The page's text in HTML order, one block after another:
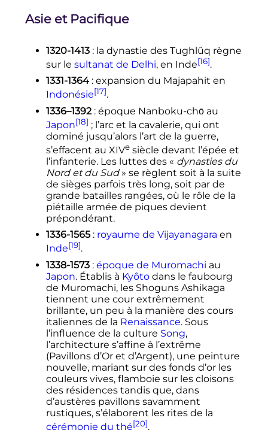
Asie et Pacifique
1320-1413 : la dynastie des Tughlûq règne
sur le sultanat de Delhi, en Inde[16].
1331-1364 : expansion du Majapahit en
Indonésie[17].
1336–1392 : époque Nanboku-chō au
Japon[18] ; l’arc et la cavalerie, qui ont
dominé jusqu’alors l’art de la guerre,
s’effacent au XIVesiècle devant l’épée et
l’infanterie. Les luttes des « dynasties du
Nord et du Sud » se règlent soit à la suite
de sièges parfois très long, soit par de
grande batailles rangées, où le rôle de la
piétaille armée de piques devient
prépondérant.
1336-1565 : royaume de Vijayanagara en
Inde[19].
1338-1573 : époque de Muromachi au
Japon. Établis à Kyôtodans le faubourg
de Muromachi, les Shoguns Ashikaga
tiennent une cour extrêmement
brillante, un peu à la manière des cours
italiennes de la Renaissance. Sous
l’influence de la culture Song,
l’architecture s’affine à l’extrême
(Pavillons d’Or et d’Argent), une peinture
nouvelle, mariant sur des fonds d’or les
couleurs vives, flamboie sur les cloisons
des résidences tandis que, dans
d’austères pavillons savamment
rustiques, s’élaborent les rites de la
cérémonie du thé[20].